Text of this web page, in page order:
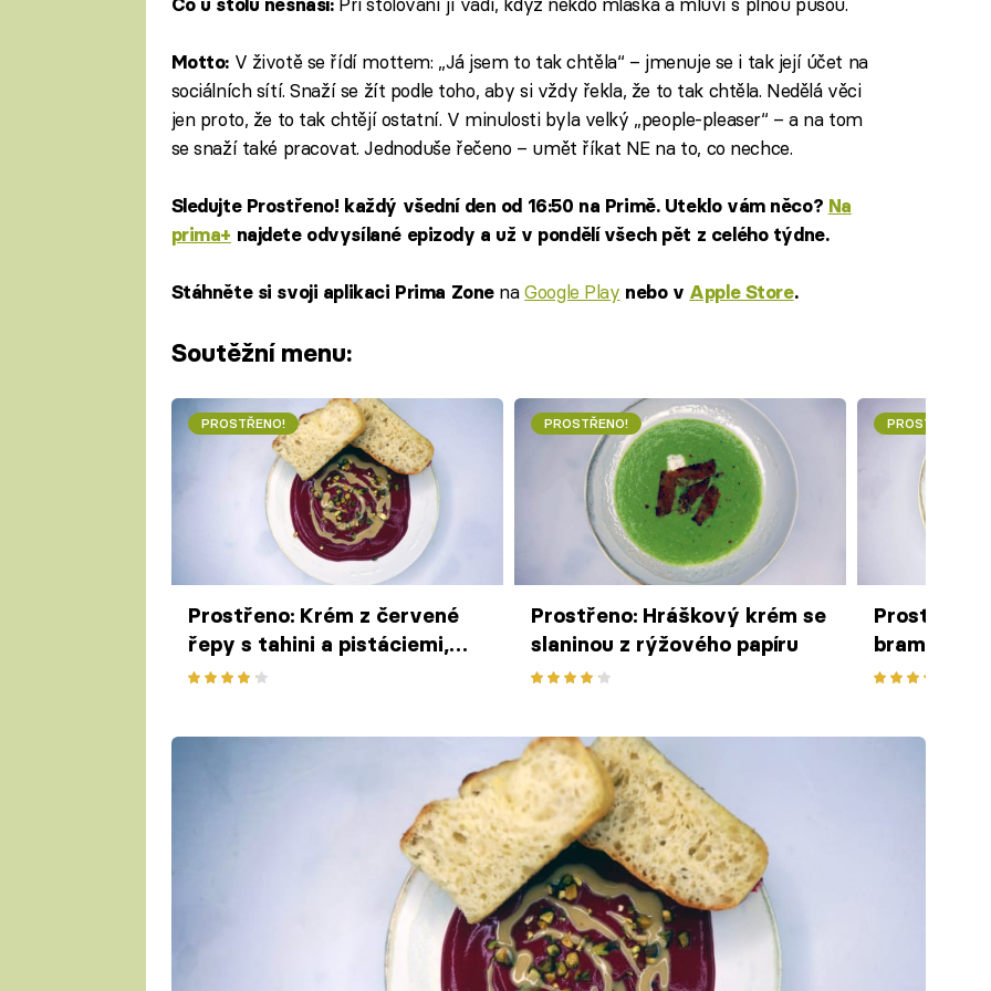
Motto:V životě se řídí mottem: „Já jsem to tak chtěla“ – jmenuje se i tak její účet na
sociálních sítí. Snaží se žít podle toho, aby si vždy řekla, že to tak chtěla. Nedělá věci
jen proto, že to tak chtějí ostatní. V minulosti byla velký „people-pleaser“ – a na tom
se snaží také pracovat. Jednoduše řečeno – umět říkat NE na to, co nechce.
Sledujte Prostřeno! každý všední den od 16:50 na Primě. Uteklo vám něco? Na
prima+ najdete odvysílané epizody a už v pondělí všech pět z celého týdne.
Stáhněte si svoji aplikaci Prima Zone naGoogle Play nebo v Apple Store.
Soutěžní menu:
PROSTŘENO!
Prostřeno: Krém z červené
řepy s tahini a pistáciemi,
podávaný s čerstvým
PROSTŘENO!
Prostřeno: Hráškový krém se
slaninou z rýžového papíru
PROSTŘENO!
Prostřeno:
špenátem